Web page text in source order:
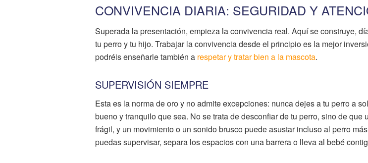
CONVIVENCIA DIARIA: SEGURIDAD Y
Superada la presentación, empieza la convivencia real. Aquí se construye,
tu perro y tu hijo. Trabajar la convivencia desde el principio es la mejor
podréis enseñarle también a respetar y tratar bien a la mascota.
SUPERVISIÓN SIEMPRE
Esta es la norma de oro y no admite excepciones: nunca dejes a tu perro a
bueno y tranquilo que sea. No se trata de desconfiar de tu perro, sino de que
frágil, y un movimiento o un sonido brusco puede asustar incluso al perro
puedas supervisar, separa los espacios con una barrera o lleva al bebé